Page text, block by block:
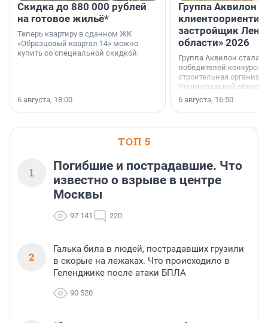
Скидка до 880 000 рублей
на готовое жильё*
Теперь квартиру в сданном ЖК
«Образцовый квартал 14» можно
купить со специальной скидкой.
6 августа, 18:00
Группа Аквилон
застройщик
области» 2026
Группа Аквилон стала
победителей конкурса
строительная
Ленинградской области
номинации «Самый
застройщик
области».
6 августа, 16:50
ТОП 5
1
Погибшие и пострадавшие. Что
известно о взрыве в центре
Москвы
97 141 220
2
Галька била в людей, пострадавших грузили
в скорые на лежаках. Что происходило в
Геленджике после атаки БПЛА
90 520